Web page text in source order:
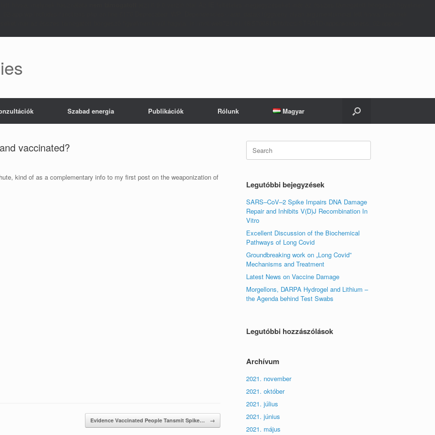
Szabad energia Publikációk Rólunk Magyar
vaccinated?
kind of as a complementary info to my first post on the weaponization of
Evidence Vaccinated People Tansmit Spike… →
Search
for:
Legutóbbi bejegyzések
SARS–CoV–2 Spike Impairs DNA Damage
Repair and Inhibits V(D)J Recombination In
Vitro
Excellent Discussion of the Biochemical
Pathways of Long Covid
Groundbreaking work on „Long Covid”
Mechanisms and Treatment
Latest News on Vaccine Damage
Morgellons, DARPA Hydrogel and Lithium –
the Agenda behind Test Swabs
Legutóbbi hozzászólások
Archívum
2021. november
2021. október
2021. július
2021. június
2021. május